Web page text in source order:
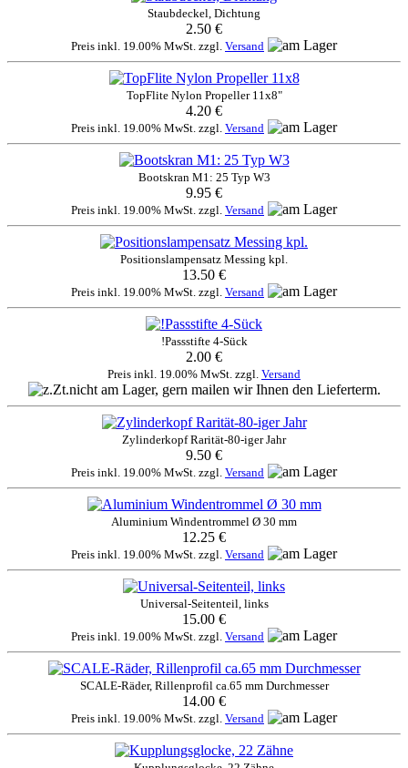
Staubdeckel, Dichtung
2.50 €
Preis inkl. 19.00% MwSt. zzgl. Versand
TopFlite Nylon Propeller 11x8"
4.20 €
Preis inkl. 19.00% MwSt. zzgl. Versand
Bootskran M1: 25 Typ W3
9.95 €
Preis inkl. 19.00% MwSt. zzgl. Versand
Positionslampensatz Messing kpl.
13.50 €
Preis inkl. 19.00% MwSt. zzgl. Versand
!Passstifte 4-Sück
2.00 €
Preis inkl. 19.00% MwSt. zzgl. Versand
Zylinderkopf Rarität-80-iger Jahr
9.50 €
Preis inkl. 19.00% MwSt. zzgl. Versand
Aluminium Windentrommel Ø 30 mm
12.25 €
Preis inkl. 19.00% MwSt. zzgl. Versand
Universal-Seitenteil, links
15.00 €
Preis inkl. 19.00% MwSt. zzgl. Versand
SCALE-Räder, Rillenprofil ca.65 mm Durchmesser
14.00 €
Preis inkl. 19.00% MwSt. zzgl. Versand